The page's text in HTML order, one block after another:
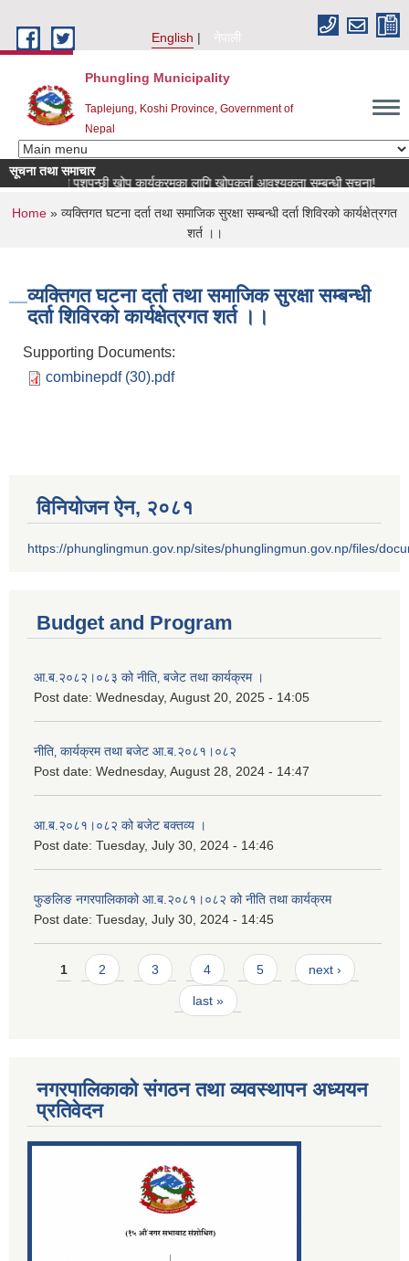
English
नेपाली
Phungling Municipality
Taplejung, Koshi Province, Government of
Nepal
सूचना तथा समाचार
पशुपन्छी खोप कार्यक्रमका लागि खोपकर्ता आवश्यकता सम्बन्धी सूचना!
You are here
Home » व्यक्तिगत घटना दर्ता तथा समाजिक सुरक्षा सम्बन्धी दर्ता शिविरको कार्यक्षेत्रगत
शर्त ।।
व्यक्तिगत घटना दर्ता तथा समाजिक सुरक्षा सम्बन्धी
दर्ता शिविरको कार्यक्षेत्रगत शर्त ।।
Supporting Documents:
combinepdf (30).pdf
विनियोजन ऐन‚ २०८१
https://phunglingmun.gov.np/sites/phunglingmun.gov.np/files/
Budget and Program
आ.ब.२०८२।०८३ को नीति‚ बजेट तथा कार्यक्रम ।
Post date: Wednesday, August 20, 2025 - 14:05
नीति‚ कार्यक्रम तथा बजेट आ.ब.२०८१।०८२
Post date: Wednesday, August 28, 2024 - 14:47
आ.ब.२०८१।०८२ को बजेट बक्तव्य ।
Post date: Tuesday, July 30, 2024 - 14:46
फुङलिङ नगरपालिकाको आ.ब.२०८१।०८२ को नीति तथा कार्यक्रम
Post date: Tuesday, July 30, 2024 - 14:45
Pages
1 2 3 4 5 next ›
last »
नगरपालिकाको संगठन तथा व्यवस्थापन अध्ययन
प्रतिवेदन